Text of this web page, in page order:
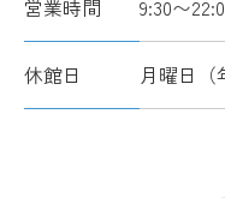
営業時間 9:30〜
休館日 月曜日（